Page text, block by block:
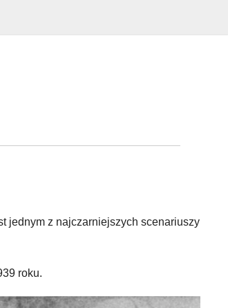
jednym z najczarniejszych scenariuszy
roku.